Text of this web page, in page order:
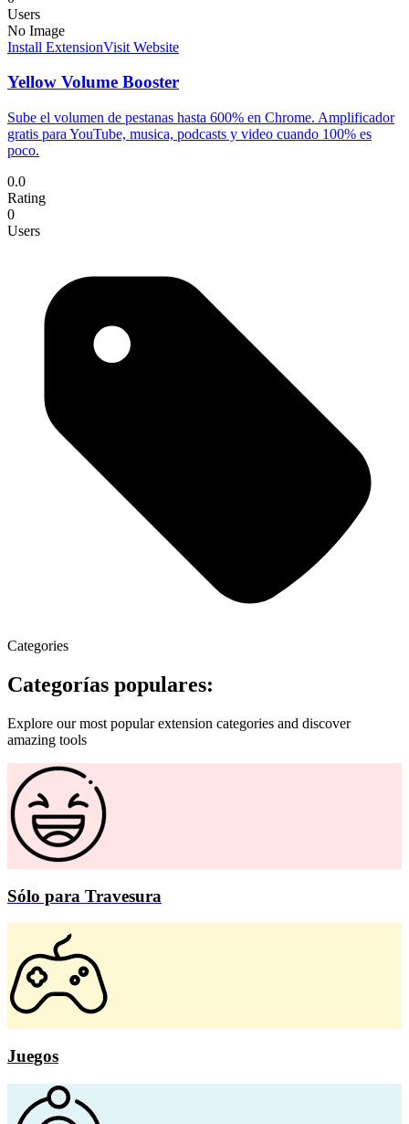
Users
No Image
Install ExtensionVisit Website
Yellow Volume Booster
Sube el volumen de pestanas hasta 600% en Chrome. Amplificador
gratis para YouTube, musica, podcasts y video cuando 100% es
poco.
0.0
Rating
0
Users
Categories
Categorías populares:
Explore our most popular extension categories and discover
amazing tools
Sólo para Travesura
Juegos